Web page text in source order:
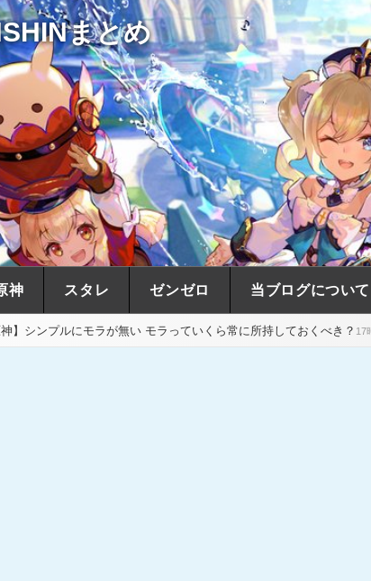
まとめ
神 スタレ ゼンゼロ 当ブログについて
無い モラっていくら常に所持しておくべき？ 17時間前【原神】スネ